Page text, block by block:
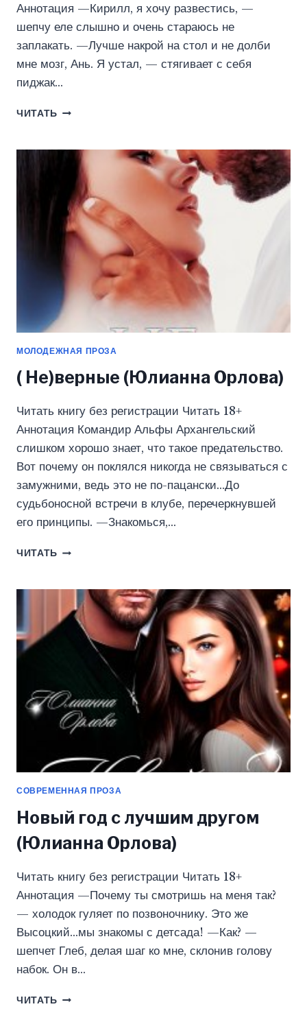
Аннотация —Кирилл, я хочу развестись, —
шепчу еле слышно и очень стараюсь не
заплакать. —Лучше накрой на стол и не долби
мне мозг, Ань. Я устал, — стягивает с себя
пиджак…
ЧИТАТЬ РАЗВОД
ОТПУСТИТ
(ЮЛИАННА
ОРЛОВА)
МОЛОДЕЖНАЯ ПРОЗА
( Не)верные (Юлианна Орлова)
Читать книгу без регистрации Читать 18+
Аннотация Командир Альфы Архангельский
слишком хорошо знает, что такое предательство.
Вот почему он поклялся никогда не связываться с
замужними, ведь это не по-пацански…До
судьбоносной встречи в клубе, перечеркнувшей
его принципы. —Знакомься,…
ЧИТАТЬ
ОРЛОВА)
СОВРЕМЕННАЯ ПРОЗА
Новый год с лучшим другом
(Юлианна Орлова)
Читать книгу без регистрации Читать 18+
Аннотация —Почему ты смотришь на меня так?
— холодок гуляет по позвоночнику. Это же
Высоцкий…мы знакомы с детсада! —Как? —
шепчет Глеб, делая шаг ко мне, склонив голову
набок. Он в…
ЧИТАТЬ НОВЫЙ